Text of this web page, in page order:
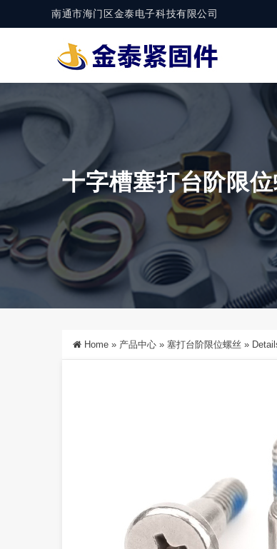
南通市海门区金泰电子科技有限公司
十字槽塞打台阶限
Home » 产品中心 » 塞打台阶限位螺丝 »